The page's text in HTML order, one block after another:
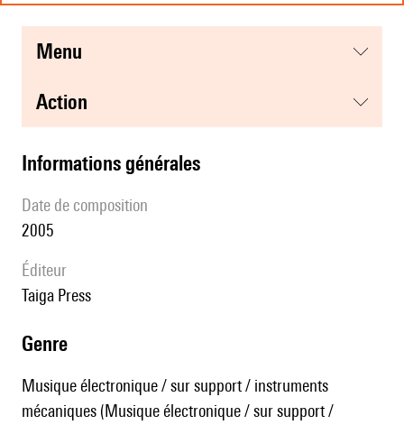
menu
action
informations générales
date de composition
2005
éditeur
Taiga Press
genre
Musique électronique / sur support / instruments
mécaniques (Musique électronique / sur support /